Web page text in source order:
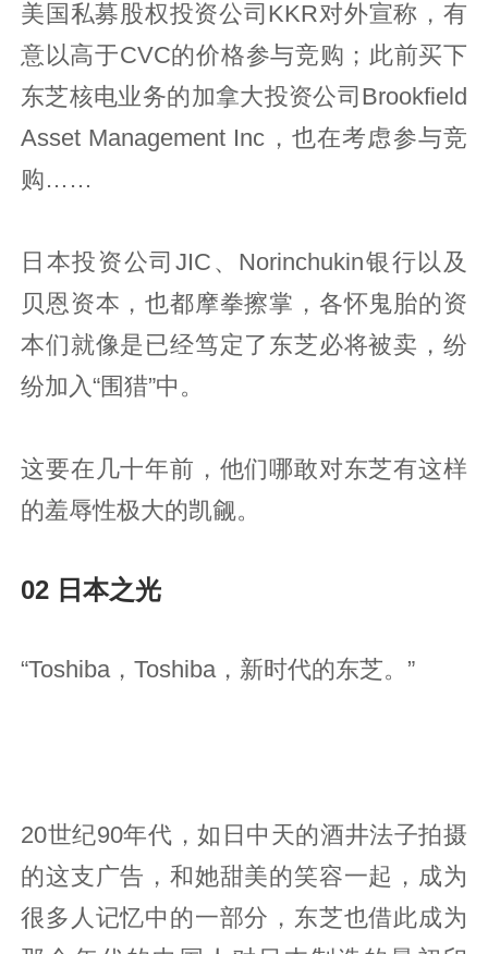
美国私募股权投资公司KKR对外宣称，有
意以高于CVC的价格参与竞购；此前买下
东芝核电业务的加拿大投资公司Brookfield
Asset Management Inc，也在考虑参与竞
购……
日本投资公司JIC、Norinchukin银行以及
贝恩资本，也都摩拳擦掌，各怀鬼胎的资
本们就像是已经笃定了东芝必将被卖，纷
纷加入“围猎”中。
这要在几十年前，他们哪敢对东芝有这样
的羞辱性极大的凯觎。
02 日本之光
“Toshiba，Toshiba，新时代的东芝。”
20世纪90年代，如日中天的酒井法子拍摄
的这支广告，和她甜美的笑容一起，成为
很多人记忆中的一部分，东芝也借此成为